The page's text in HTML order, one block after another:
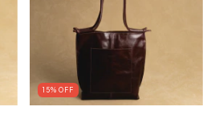
15% OFF